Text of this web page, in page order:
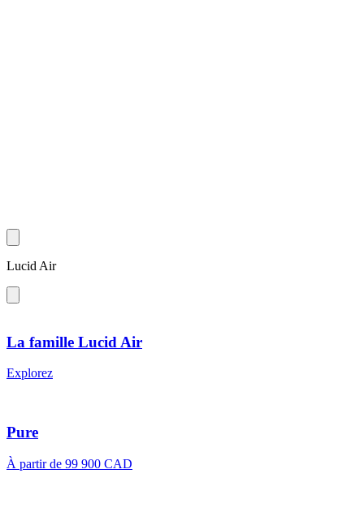
Lucid Air
La famille Lucid Air
Explorez
Pure
À partir de 99 900 CAD